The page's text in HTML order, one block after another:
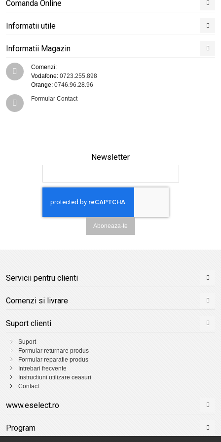
Comanda Online
Informatii utile
Informatii Magazin
Comenzi:
Vodafone: 0723.255.898
Orange: 0746.96.28.96
Formular Contact
Newsletter
Aboneaza-te
Servicii pentru clienti
Comenzi si livrare
Suport clienti
Suport
Formular returnare produs
Formular reparatie produs
Intrebari frecvente
Instructiuni utilizare ceasuri
Contact
www.eselect.ro
Program